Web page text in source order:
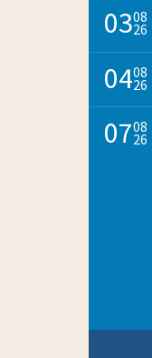
0308
26
0408
26
0708
26